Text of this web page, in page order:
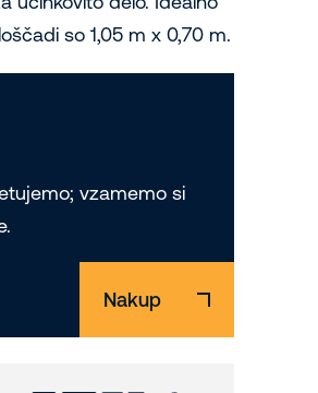
so 1,05 m x 0,70 m.
vzamemo si
Nakup